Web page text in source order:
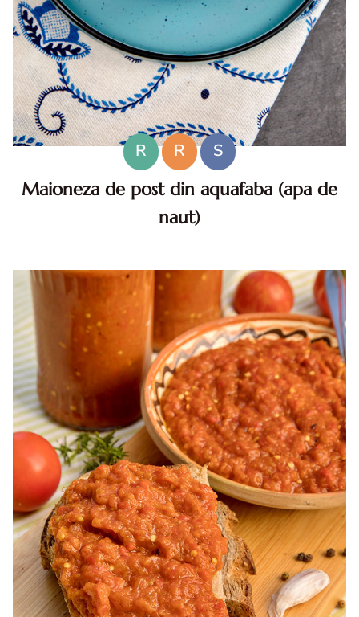
R R
S
Maioneza de post din aquafaba (apa de
naut)
cum faci maioneza de post din aquafaba